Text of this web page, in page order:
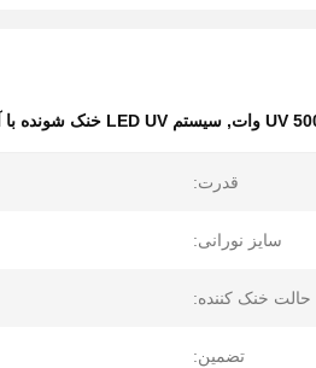
, سیستم LED UV خنک شونده با آب
قدرت:
سایز نورانی:
حالت خنک کننده:
تضمین: